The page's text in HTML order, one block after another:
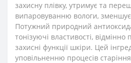
захисну плівку, утримує та
випаровуванню вологи,
Потужний природний
тонізуючі властивості, відмінно
захисні функції шкіри. Цей
уповільненню процесів